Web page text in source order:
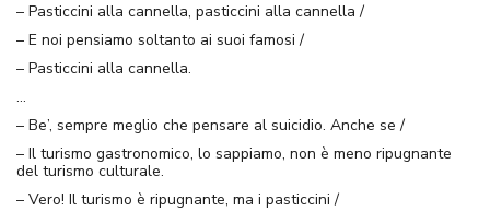
– Pasticcini alla cannella, pasticcini alla cannella /
– E noi pensiamo soltanto ai suoi famosi /
– Pasticcini alla cannella.
…
– Be’, sempre meglio che pensare al suicidio. Anche se /
– Il turismo gastronomico, lo sappiamo, non è meno ripugnante
del turismo culturale.
– Vero! Il turismo è ripugnante, ma i pasticcini /